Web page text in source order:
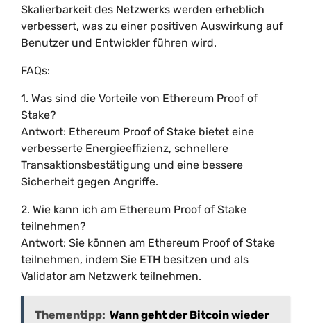
Skalierbarkeit des Netzwerks werden erheblich
verbessert, was zu einer positiven Auswirkung auf
Benutzer und Entwickler führen wird.
FAQs:
1. Was sind die Vorteile von Ethereum Proof of
Stake?
Antwort: Ethereum Proof of Stake bietet eine
verbesserte Energieeffizienz, schnellere
Transaktionsbestätigung und eine bessere
Sicherheit gegen Angriffe.
2. Wie kann ich am Ethereum Proof of Stake
teilnehmen?
Antwort: Sie können am Ethereum Proof of Stake
teilnehmen, indem Sie ETH besitzen und als
Validator am Netzwerk teilnehmen.
Thementipp: Wann geht der Bitcoin wieder